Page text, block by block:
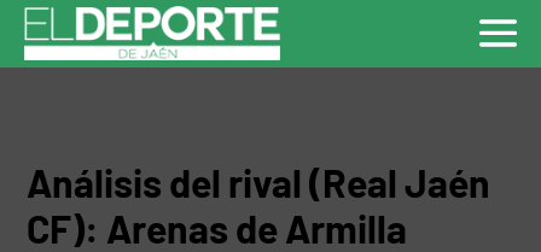
Análisis del rival (Real Jaén
CF): Arenas de Armilla